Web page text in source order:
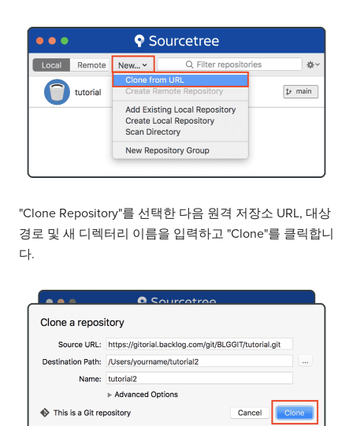
"Clone Repository"를 선택한 다음 원격 저장소 URL, 대상
경로 및 새 디렉터리 이름을 입력하고 "Clone"를 클릭합니
다.